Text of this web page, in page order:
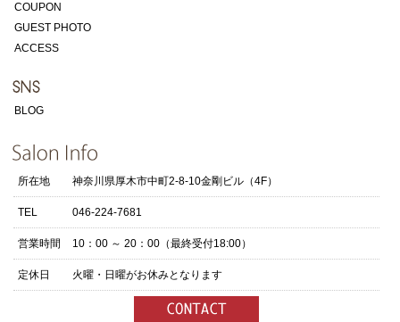
COUPON
GUEST PHOTO
ACCESS
BLOG
所在地 神奈川県厚木市中町2-8-10金剛ビル（4F）
TEL 046-224-7681
営業時間 10：00 ～ 20：00（最終受付18:00）
定休日 火曜・日曜がお休みとなります